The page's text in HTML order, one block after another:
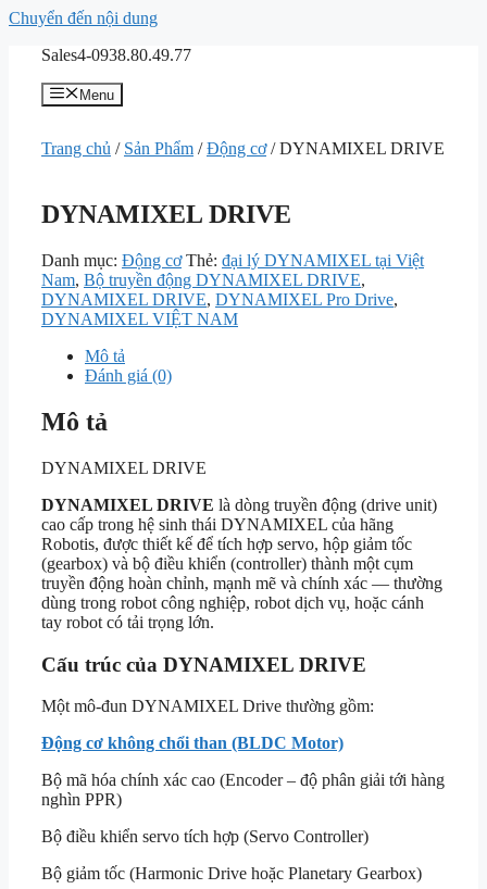
Chuyển đến nội dung
Sales4-0938.80.49.77
Menu
Trang chủ / Sản Phẩm /Động cơ/ DYNAMIXEL DRIVE
DYNAMIXEL DRIVE
Danh mục: Động cơ Thẻ: đại lý DYNAMIXEL tại Việt
Nam, Bộ truyền động DYNAMIXEL DRIVE,
DYNAMIXEL DRIVE, DYNAMIXEL Pro Drive,
DYNAMIXEL VIỆT NAM
Mô tả
Đánh giá (0)
Mô tả
DYNAMIXEL DRIVE
DYNAMIXEL DRIVE là dòng truyền động (drive unit)
cao cấp trong hệ sinh thái DYNAMIXEL của hãng
Robotis, được thiết kế để tích hợp servo, hộp giảm tốc
(gearbox) và bộ điều khiển (controller) thành một cụm
truyền động hoàn chỉnh, mạnh mẽ và chính xác — thường
dùng trong robot công nghiệp, robot dịch vụ, hoặc cánh
tay robot có tải trọng lớn.
Cấu trúc của DYNAMIXEL DRIVE
Một mô-đun DYNAMIXEL Drive thường gồm:
Động cơ không chổi than (BLDC Motor)
Bộ mã hóa chính xác cao (Encoder – độ phân giải tới hàng
nghìn PPR)
Bộ điều khiển servo tích hợp (Servo Controller)
Bộ giảm tốc (Harmonic Drive hoặc Planetary Gearbox)